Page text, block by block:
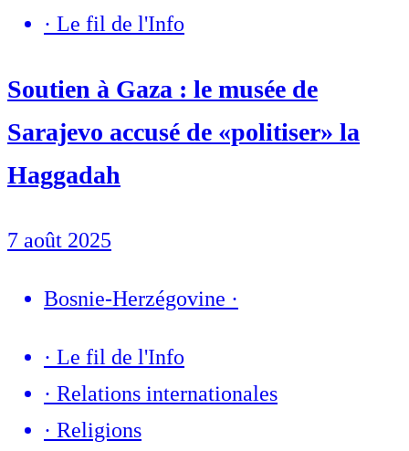
· Le fil de l'Info
Soutien à Gaza : le musée de
Sarajevo accusé de «politiser» la
Haggadah
7 août 2025
Bosnie-Herzégovine ·
· Le fil de l'Info
· Relations internationales
· Religions